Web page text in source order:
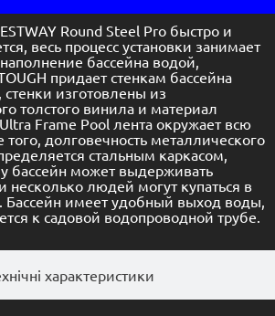
характеристики
Round Steel Pro быстро и
весь процесс установки занимает
бассейна водой,
придает стенкам бассейна
изготовлены из
толстого винила и материал
Frame Pool лента окружает всю
долговечность металлического
стальным каркасом,
бассейн может выдерживать
несколько людей могут купаться в
имеет удобный выход воды,
к садовой водопроводной трубе.